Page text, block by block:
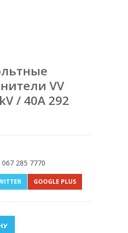
VV
/ 40A 292
285 7770
GOOGLE PLUS